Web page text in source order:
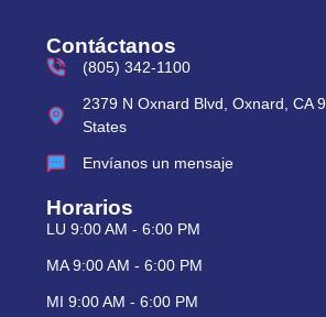
Contáctanos
(805) 342-1100
2379 N Oxnard Blvd, Oxnard, CA
States
Envíanos un mensaje
Horarios
LU 9:00 AM - 6:00 PM
MA 9:00 AM - 6:00 PM
MI 9:00 AM - 6:00 PM